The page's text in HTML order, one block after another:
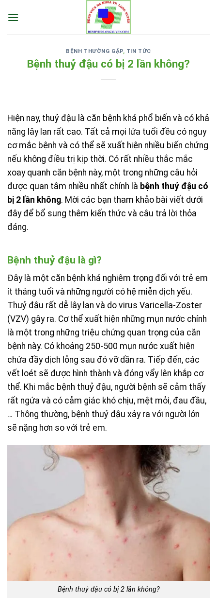
BỆNH THƯỜNG GẶP, TIN TỨC
Bệnh thuỷ đậu có bị 2 lần không?
Hiện nay, thuỷ đậu là căn bệnh khá phổ biến và có khả
năng lây lan rất cao. Tất cả mọi lứa tuổi đều có nguy
cơ mắc bệnh và có thể sẽ xuất hiện nhiều biến chứng
nếu không điều trị kịp thời. Có rất nhiều thắc mắc
xoay quanh căn bệnh này, một trong những câu hỏi
được quan tâm nhiều nhất chính là bệnh thuỷ đậu có
bị 2 lần không. Mời các bạn tham khảo bài viết dưới
đây để bổ sung thêm kiến thức và câu trả lời thỏa
đáng.
Bệnh thuỷ đậu là gì?
Đây là một căn bệnh khá nghiêm trọng đối với trẻ em
ít tháng tuổi và những người có hệ miễn dịch yếu.
Thuỷ đậu rất dễ lây lan và do virus Varicella-Zoster
(VZV) gây ra. Cơ thể xuất hiện những mụn nước chính
là một trong những triệu chứng quan trọng của căn
bệnh này. Có khoảng 250-500 mụn nước xuất hiện
chứa đầy dịch lỏng sau đó vỡ dần ra. Tiếp đến, các
vết loét sẽ được hình thành và đóng vẩy lên khắp cơ
thể. Khi mắc bệnh thuỷ đậu, người bệnh sẽ cảm thấy
rất ngứa và có cảm giác khó chịu, mệt mỏi, đau đầu,
… Thông thường, bệnh thuỷ đậu xảy ra với người lớn
sẽ nặng hơn so với trẻ em.
Bệnh thuỷ đậu có bị 2 lần không?